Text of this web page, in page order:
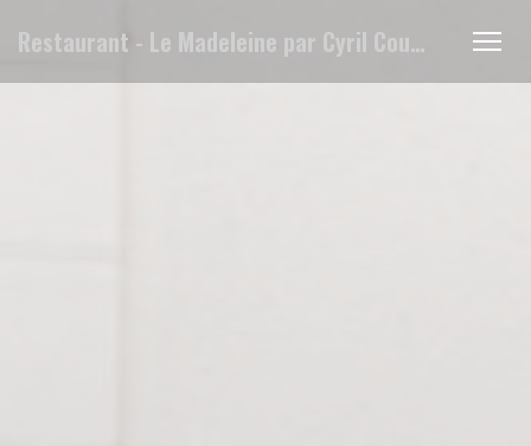
Restaurant - Le Madeleine par Cyril Coutin